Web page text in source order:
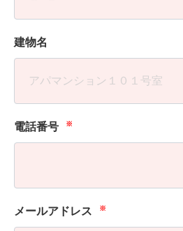
建物名
電話番号 ※
メールアドレス ※